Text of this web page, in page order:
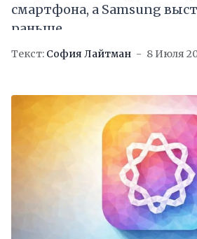
смартфона, а Samsung
раньше
Текст: София Лайтман 8 Июля